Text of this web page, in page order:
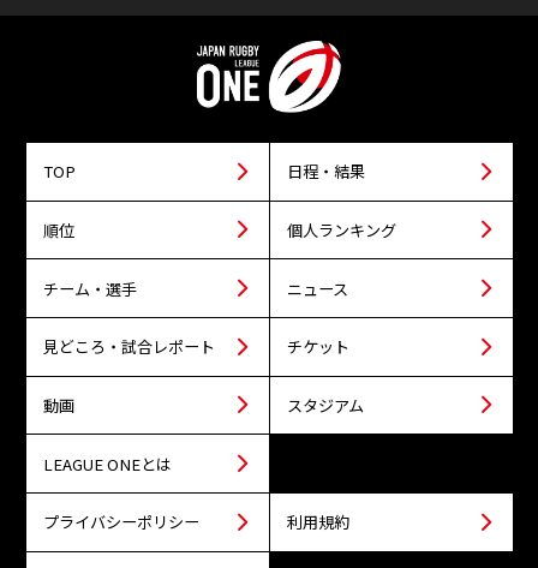
TOP 日程・結果
順位 個人ランキング
チーム・選手 ニュース
見どころ・試合レポート チケット
動画 スタジアム
LEAGUE ONEとは
プライバシーポリシー 利用規約